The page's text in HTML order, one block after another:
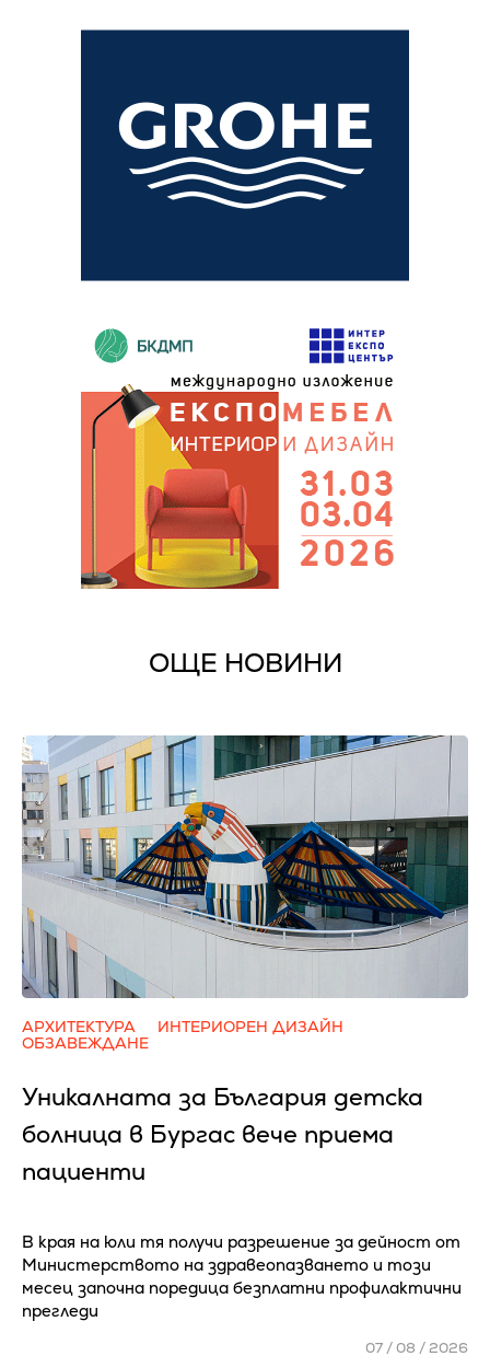
ОЩЕ НОВИНИ
АРХИТЕКТУРА
ИНТЕРИОРЕН ДИЗАЙН
ОБЗАВЕЖДАНЕ
Уникалната за България детска
болница в Бургас вече приема
пациенти
В края на юли тя получи разрешение за дейност от
Министерството на здравеопазването и този
месец започна поредица безплатни профилактични
прегледи
07 / 08 / 2026